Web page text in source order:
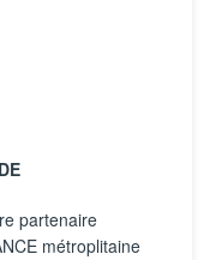
partenaire
métroplitaine